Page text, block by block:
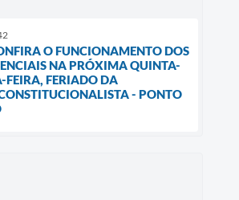
O FUNCIONAMENTO DOS
NA PRÓXIMA QUINTA-
FEIRA, FERIADO DA
- PONTO